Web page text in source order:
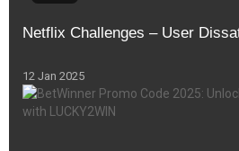
Netflix Challenges – User
12 Jan 2025